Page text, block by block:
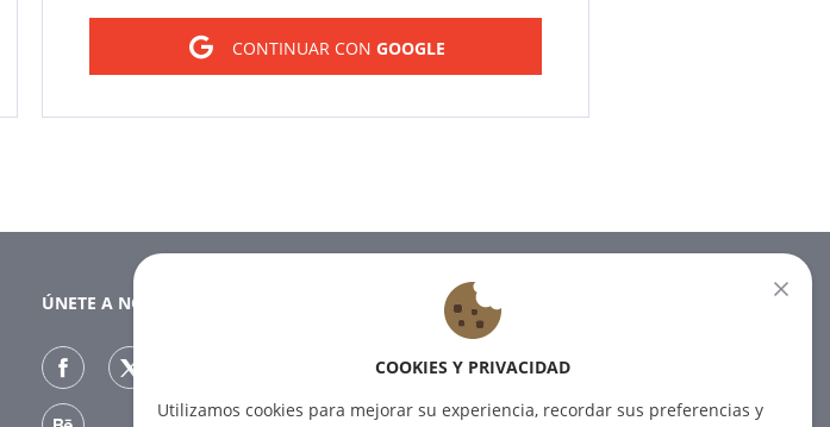
CONTINUAR CON GOOGLE
ÚNETE A NOSOTROS
Suscríbase a nuestro boletín
COOKIES Y PRIVACIDAD
Utilizamos cookies para mejorar su experiencia, recordar sus preferencias y